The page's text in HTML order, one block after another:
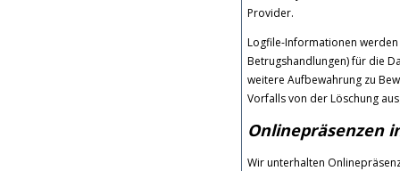
Provider.
Logfile-Informationen
Betrugshandlungen) für die
weitere Aufbewahrung zu
Vorfalls von der Löschung
Onlinepräsenzen
Wir unterhalten